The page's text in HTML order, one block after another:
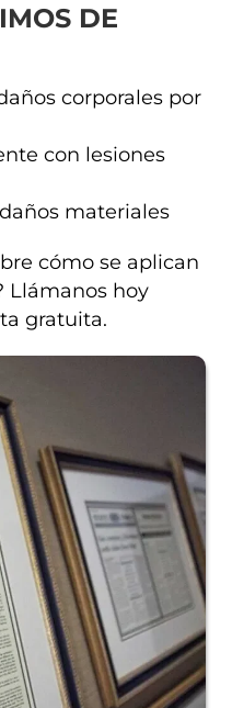
DE
corporales por
con lesiones
materiales
cómo se aplican
Llámanos hoy
gratuita.